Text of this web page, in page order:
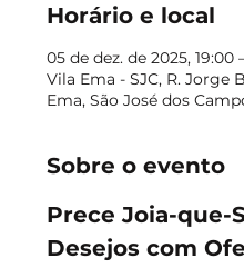
Horário e local
05 de dez. de 2025, 19:00
Vila Ema - SJC, R. Jorge
Ema, São José dos
Sobre o evento
Prece Joia-que-
Desejos com